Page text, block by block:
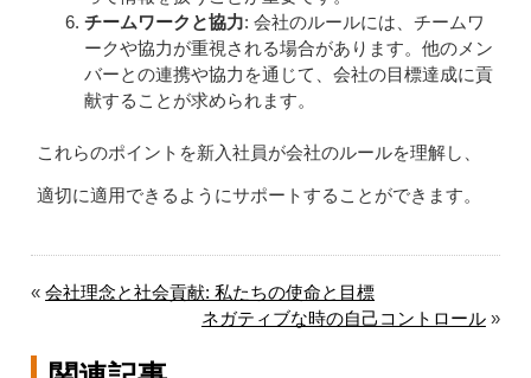
チームワークと協力: 会社のルールには、チームワ
ークや協力が重視される場合があります。他のメン
バーとの連携や協力を通じて、会社の目標達成に貢
献することが求められます。
これらのポイントを新入社員が会社のルールを理解し、
適切に適用できるようにサポートすることができます。
«会社理念と社会貢献: 私たちの使命と目標
ネガティブな時の自己コントロール»